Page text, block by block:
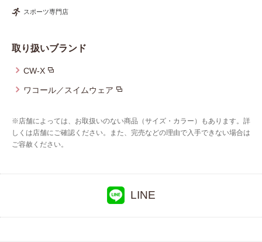
スポーツ専門店
取り扱いブランド
CW-X
ワコール／スイムウェア
※店舗によっては、お取扱いのない商品（サイズ・カラー）もあります。詳
しくは店舗にご確認ください。また、完売などの理由で入手できない場合は
ご容赦ください。
LINE